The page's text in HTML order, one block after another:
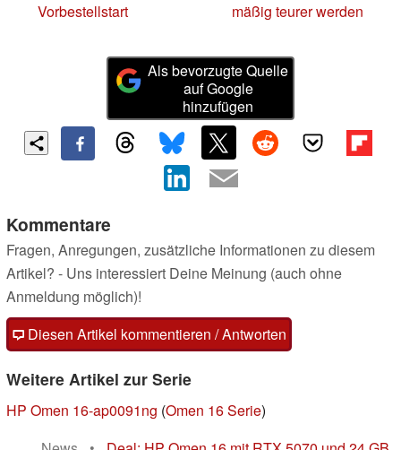
Vorbestellstart
mäßig teurer werden
Als bevorzugte Quelle
auf Google
hinzufügen
Kommentare
Fragen, Anregungen, zusätzliche Informationen zu diesem
Artikel? - Uns interessiert Deine Meinung (auch ohne
Anmeldung möglich)!
Diesen Artikel kommentieren / Antworten
Weitere Artikel zur Serie
HP Omen 16-ap0091ng (Omen 16 Serie)